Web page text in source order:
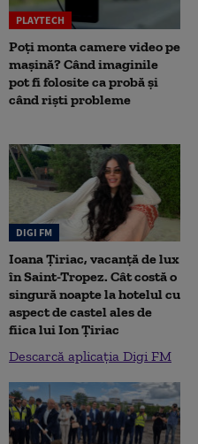
PLAYTECH
Poți monta camere video pe
mașină? Când imaginile
pot fi folosite ca probă și
când riști probleme
DIGI FM
Ioana Țiriac, vacanță de lux
în Saint-Tropez. Cât costă o
singură noapte la hotelul cu
aspect de castel ales de
fiica lui Ion Țiriac
Descarcă aplicația Digi FM